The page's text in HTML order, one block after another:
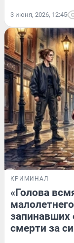
3 июня, 2026, 12:45
КРИМИНАЛ
«Голова
запинавших
смерти за